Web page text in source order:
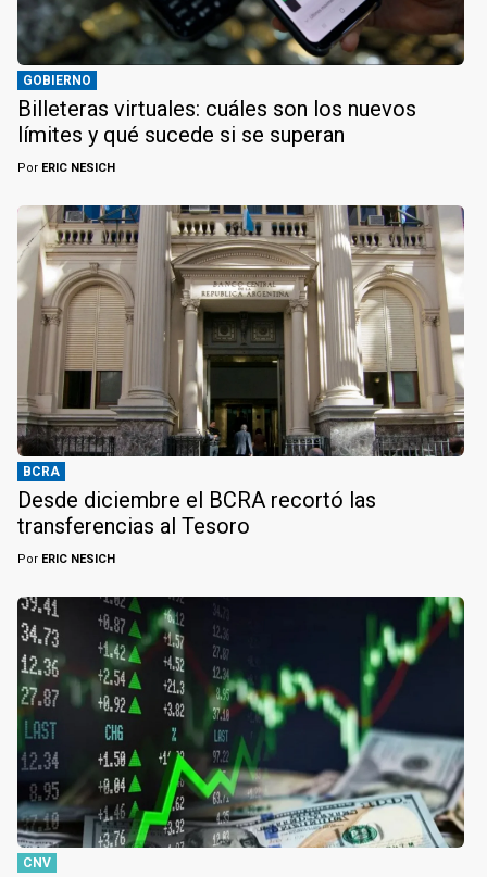
GOBIERNO
Billeteras virtuales: cuáles son los nuevos
límites y qué sucede si se superan
Por ERIC NESICH
BCRA
Desde diciembre el BCRA recortó las
transferencias al Tesoro
Por ERIC NESICH
CNV